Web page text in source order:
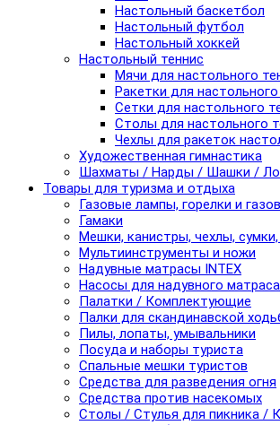
Настольный баскетбол
Настольный футбол
Настольный хоккей
Настольный теннис
Мячи для настольного
Ракетки для
Сетки для настольного
Столы для настольного
Чехлы для ракеток
Художественная гимнастика
Шахматы / Нарды / Шашки /
Товары для туризма и отдыха
Газовые лампы, горелки и
Гамаки
Мешки, канистры, чехлы,
Мультиинструменты и ножи
Надувные матрасы INTEX
Насосы для надувного матраса
Палатки / Комплектующие
Палки для скандинавской
Пилы, лопаты, умывальники
Посуда и наборы туриста
Спальные мешки туристов
Средства для разведения огня
Средства против насекомых
Столы / Стулья для пикника /